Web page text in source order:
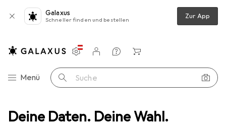
Deine Daten. Deine Wahl.
Galaxus
Schneller finden und bestellen Zur App
Navigation nach Kategorien
Menü Suche
Einstellungen
Kundenkonto
Vergleichslisten
Merklisten
Warenkorb
Bestseller Gaming Controller